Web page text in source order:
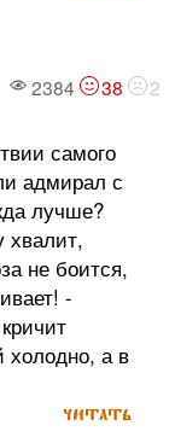
2384 38 2
самого
адмирал с
лучше?
хвалит,
не боится,
-
холодно, а в
читать